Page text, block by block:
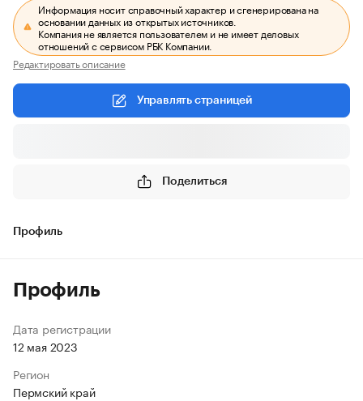
Информация носит справочный характер и сгенерирована на
основании данных из открытых источников.
Компания не является пользователем и не имеет деловых
отношений с сервисом РБК Компании.
Редактировать описание
Управлять страницей
Поделиться
Профиль
Профиль
Дата регистрации
12 мая 2023
Регион
Пермский край